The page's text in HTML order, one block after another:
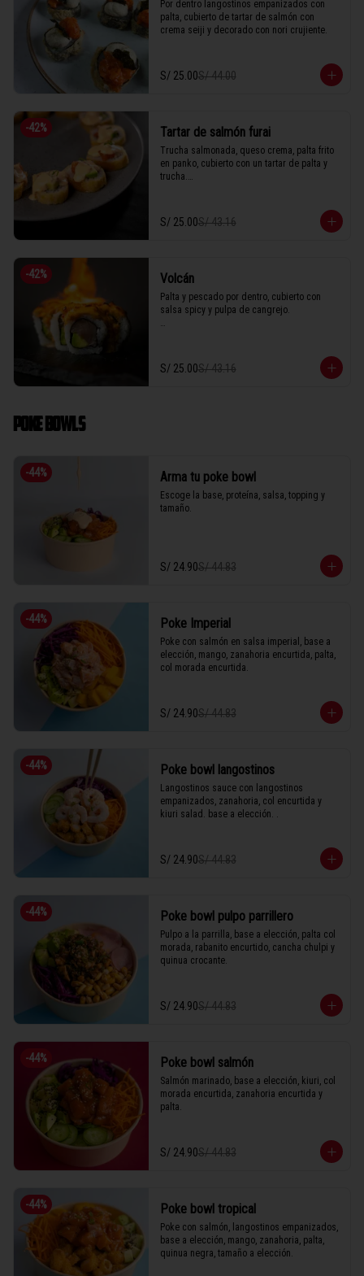
Por dentro langostinos empanizados con
palta, cubierto de tartar de salmón con
crema seiji y decorado con nori crujiente.
S/ 25.00S/ 44.00
-42% Tartar de salmón furai
Trucha salmonada, queso crema, palta frito
en panko, cubierto con un tartar de palta y
trucha.
1 Tabla (10 unidades)
S/ 25.00S/ 43.16
-42% Volcán
Palta y pescado por dentro, cubierto con
salsa spicy y pulpa de cangrejo.
1 Tabla (10 unidades)
S/ 25.00S/ 43.16
POKE BOWLS
-44% Arma tu poke bowl
Escoge la base, proteína, salsa, topping y
tamaño.
S/ 24.90S/ 44.83
-44% Poke Imperial
Poke con salmón en salsa imperial, base a
elección, mango, zanahoria encurtida, palta,
col morada encurtida.
S/ 24.90S/ 44.83
-44% Poke bowl langostinos
Langostinos sauce con langostinos
empanizados, zanahoria, col encurtida y
kiuri salad. base a elección. .
S/ 24.90S/ 44.83
-44% Poke bowl pulpo parrillero
Pulpo a la parrilla, base a elección, palta col
morada, rabanito encurtido, cancha chulpi y
quinua crocante.
S/ 24.90S/ 44.83
-44% Poke bowl salmón
Salmón marinado, base a elección, kiuri, col
morada encurtida, zanahoria encurtida y
palta.
S/ 24.90S/ 44.83
-44% Poke bowl tropical
Poke con salmón, langostinos empanizados,
base a elección, mango, zanahoria, palta,
quinua negra, tamaño a elección.